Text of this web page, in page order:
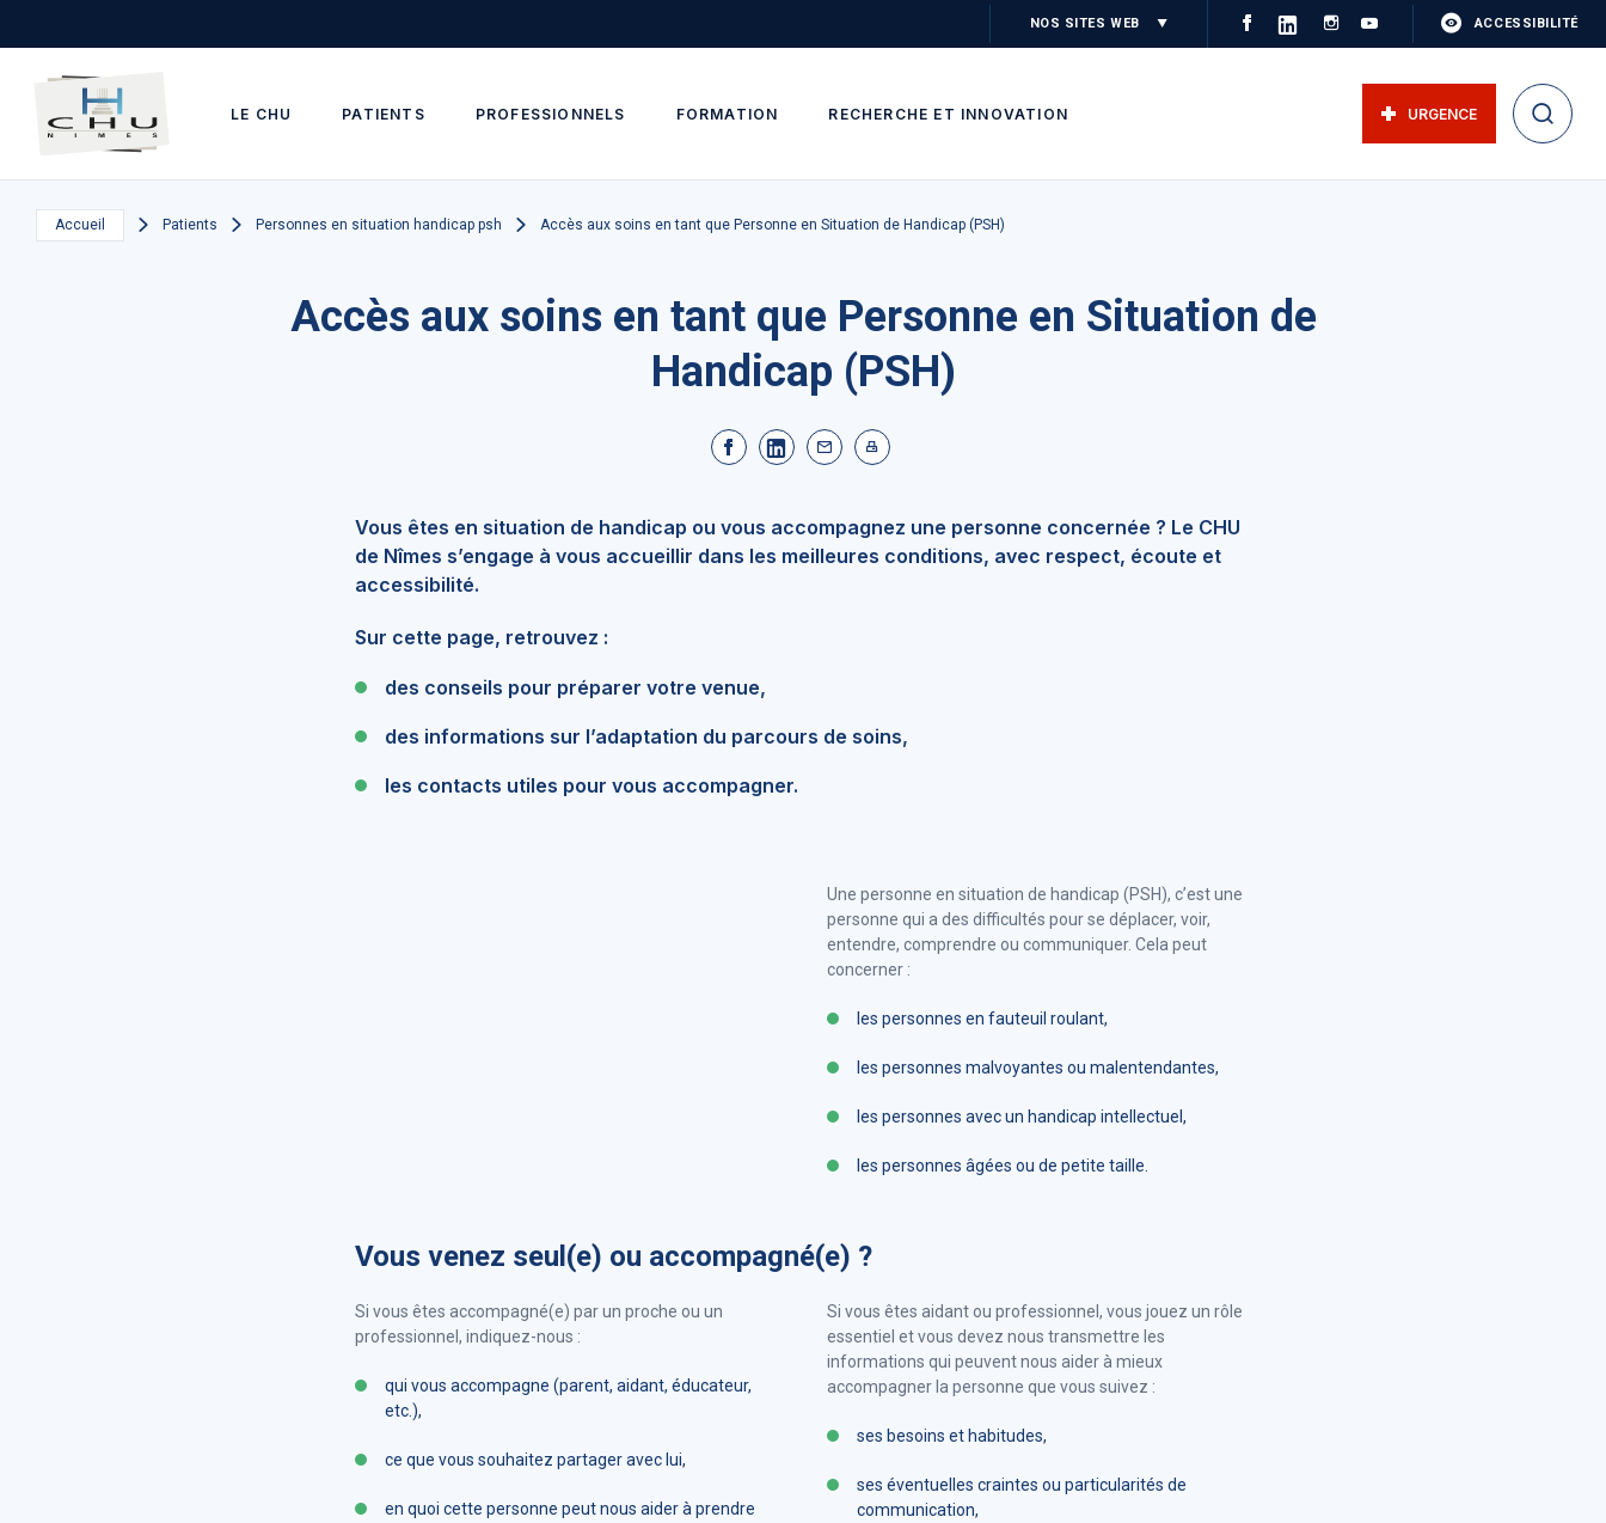
LE CHU PATIENTS PROFESSIONNELS FORMATION RECHERCHE ET INNOVATION
NOS SITES WEB ACCESSIBILITÉ
URGENCE
Accueil Patients Personnes en situation handicap psh Accès aux soins en tant que Personne en Situation de Handicap (PSH)
Accès aux soins en tant que Personne en Situation de
Handicap (PSH)
Vous êtes en situation de handicap ou vous accompagnez une personne concernée ? Le CHU
de Nîmes s’engage à vous accueillir dans les meilleures conditions, avec respect, écoute et
accessibilité.
Sur cette page, retrouvez :
des conseils pour préparer votre venue,
des informations sur l’adaptation du parcours de soins,
les contacts utiles pour vous accompagner.
Une personne en situation de handicap (PSH), c’est une
personne qui a des difficultés pour se déplacer, voir,
entendre, comprendre ou communiquer. Cela peut
concerner :
les personnes en fauteuil roulant,
les personnes malvoyantes ou malentendantes,
les personnes avec un handicap intellectuel,
les personnes âgées ou de petite taille.
Vous venez seul(e) ou accompagné(e) ?
Si vous êtes accompagné(e) par un proche ou un
professionnel, indiquez-nous :
qui vous accompagne (parent, aidant, éducateur,
etc.),
ce que vous souhaitez partager avec lui,
en quoi cette personne peut nous aider à prendre
Si vous êtes aidant ou professionnel, vous jouez un rôle
essentiel et vous devez nous transmettre les
informations qui peuvent nous aider à mieux
accompagner la personne que vous suivez :
ses besoins et habitudes,
ses éventuelles craintes ou particularités de
communication,